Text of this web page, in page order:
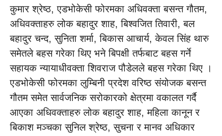
कुमार श्रेष्ठ, एडभोकेसी फोरमका अधिवक्ता बसन्त गौतम,
अधिवक्ताहरु लोक बहादुर शाह, बिश्वजित तिवारी, बल
बहादुर चन्द, सुनिता शर्मा, बिकास आचार्य, केवल सिंह थारु
समेतले बहस गरेका थिए भने बिपक्षी तर्फबाट बहस गर्ने
सहायक न्यायाधीवक्ता शिवराज पौडेलले बहस गरेका थिए ।
एडभोकेसी फोरमका लुम्बिनी प्रदेश वरिष्ठ संयोजक बसन्त
गौतम समेत सार्वजनिक सरोकारको क्षेत्रमा वकालत गर्दै
आएका अधिवक्ताहरु लोक बहादुर शाह, महिला कानून र
बिकाश मञ्चका सुनिल श्रेष्ठ, सुचना र मानव अधिकार